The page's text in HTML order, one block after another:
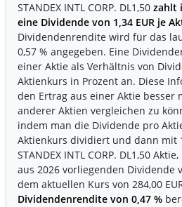
STANDEX INTL CORP. DL1,50 zahlt
eine Dividende von 1,34 EUR je
Dividendenrendite wird für das
0,57 % angegeben. Eine
einer Aktie als Verhältnis von
Aktienkurs in Prozent an. Diese
den Ertrag aus einer Aktie besser
anderer Aktien vergleichen zu
indem man die Dividende pro
Aktienkurs dividiert und dann mit
STANDEX INTL CORP. DL1,50
aus 2026 vorliegenden Dividende
dem aktuellen Kurs von 284,00
Dividendenrendite von 0,47 %